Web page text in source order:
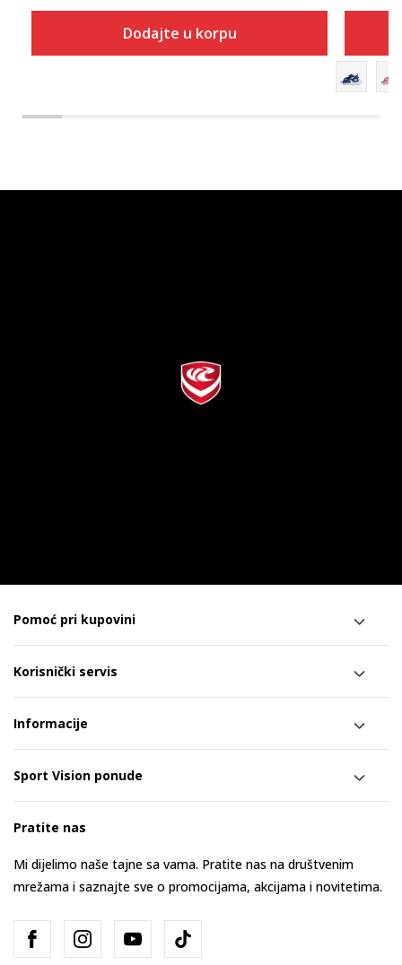
Dodajte u korpu
Pomoć pri kupovini
Korisnički servis
Informacije
Sport Vision ponude
Pratite nas
Mi dijelimo naše tajne sa vama. Pratite nas na društvenim
mrežama i saznajte sve o promocijama, akcijama i novitetima.